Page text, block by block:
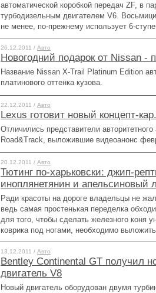
автоматической коробкой передач ZF, в
турбодизельным двигателем V6.
не менее, по-прежнему использует 6-
26.12.2011 / Авто
Новогодний подарок от Nissan -
Название Nissan X-Trail Platinum Edition
платинового оттенка кузова.
22.12.2011 / Авто
Lexus готовит новый концепт-
Отличились представители
Road&Track, выложившие видеоанонс
20.12.2011 / Авто
Тютинг по-харьковски: джип-
иноплянетянин и апельсиновый
Ради красоты на дороге владельцы не
ведь самая простенькая переделка
для того, чтобы сделать железного коня
коврика под ногами, необходимо
13.12.2011 / Авто
Bentley Continental GT получил
двигатель V8
Новый двигатель оборудован двумя